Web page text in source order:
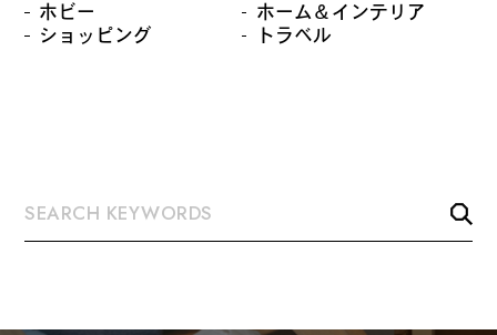
ホビー
ホーム＆インテリア
ショッピング
トラベル